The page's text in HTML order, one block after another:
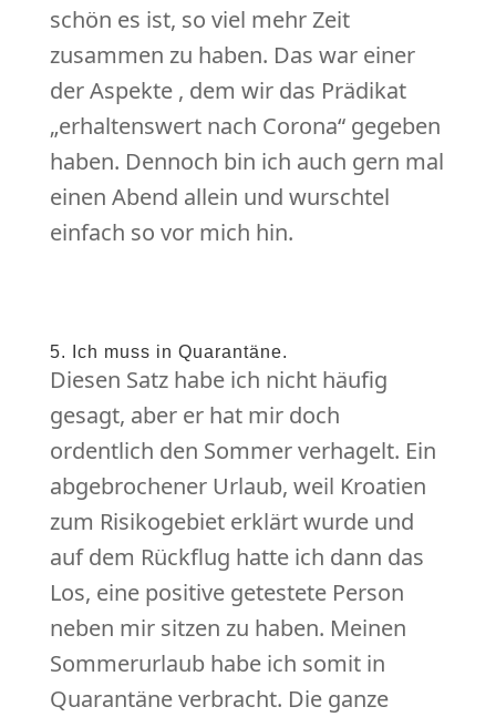
schön es ist, so viel mehr Zeit
zusammen zu haben. Das war einer
der Aspekte , dem wir das Prädikat
„erhaltenswert nach Corona“ gegeben
haben. Dennoch bin ich auch gern mal
einen Abend allein und wurschtel
einfach so vor mich hin.
5. Ich muss in Quarantäne.
Diesen Satz habe ich nicht häufig
gesagt, aber er hat mir doch
ordentlich den Sommer verhagelt. Ein
abgebrochener Urlaub, weil Kroatien
zum Risikogebiet erklärt wurde und
auf dem Rückflug hatte ich dann das
Los, eine positive getestete Person
neben mir sitzen zu haben. Meinen
Sommerurlaub habe ich somit in
Quarantäne verbracht. Die ganze